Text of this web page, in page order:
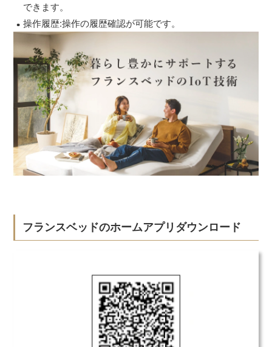
できます。
操作履歴:操作の履歴確認が可能です。
フランスベッドのホームアプリダウンロード